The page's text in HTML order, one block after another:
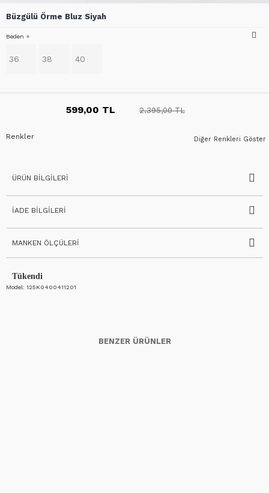
Büzgülü Örme Bluz Siyah
Tükendi
Model: 125K0400411201
599,00 TL 2.395,00 TL
Beden
36 38 40
Diğer Renkleri Göster
Renkler
ÜRÜN BILGILERI
İADE BILGILERI
MANKEN ÖLÇÜLERI
BENZER ÜRÜNLER